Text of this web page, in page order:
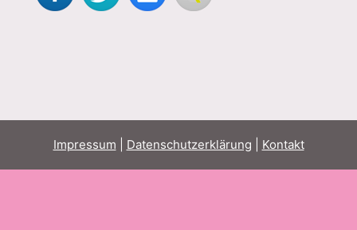
Impressum Datenschutzerklärung Kontakt